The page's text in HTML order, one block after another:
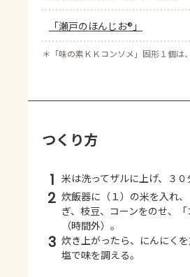
「瀬戸のほんじお®」
＊ 「味の素ＫＫコンソメ」固形１個は
つくり方
1 米は洗ってザルに上げ、３０
2 炊飯器に（１）の米を入れ
ぎ、枝豆、コーンをのせ、
（時間外）。
3 炊き上がったら、にんにくを
塩で味を調える。